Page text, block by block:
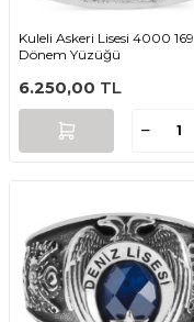
Kuleli Askeri Lisesi 4000 169.
Dönem Yüzüğü
6.250,00 TL